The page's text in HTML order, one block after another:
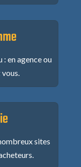
: en agence ou
sites